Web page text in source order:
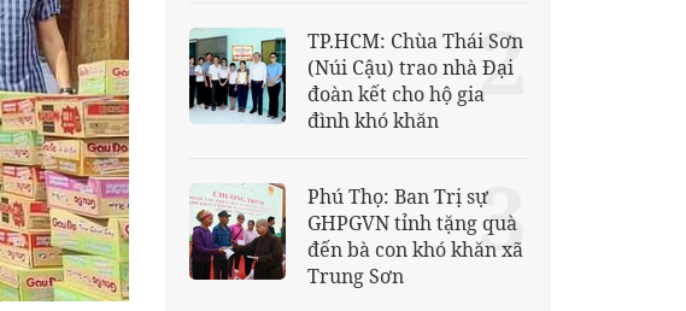
TP.HCM: Chùa Thái Sơn
(Núi Cậu) trao nhà Đại
đoàn kết cho hộ gia
đình khó khăn
2
Phú Thọ: Ban Trị sự
GHPGVN tỉnh tặng quà
đến bà con khó khăn xã
Trung Sơn
3